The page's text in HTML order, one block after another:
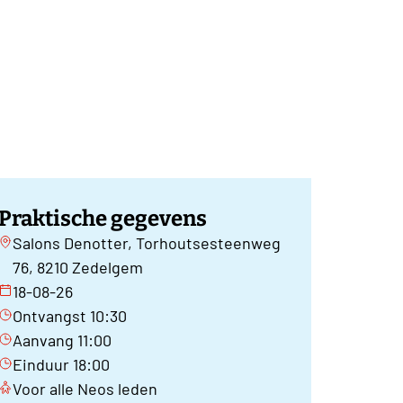
gegevens
Salons Denotter, Torhoutsesteenweg
76, 8210 Zedelgem
18-08-26
Ontvangst 10:30
Aanvang 11:00
Einduur 18:00
Voor alle Neos leden